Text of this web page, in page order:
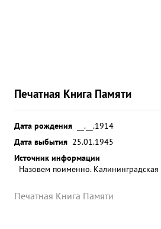
Печатная Книга Памяти
Дата рождения
__.__.1914
Дата выбытия 25.01.1945
Источник информации
Назовем поименно. Калининградская
Печатная Книга Памяти